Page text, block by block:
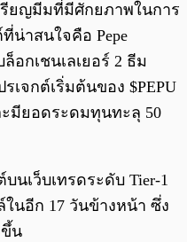
รียญมีมที่มีศักยภาพในการ
น่าสนใจคือ Pepe
ล็อกเชนเลเยอร์ 2 ธีม
เจกต์เริ่มต้นของ $PEPU
มียอดระดมทุนทะลุ 50
บนเว็บเทรดระดับ Tier-1
นอีก 17 วันข้างหน้า ซึ่ง
ขึ้น